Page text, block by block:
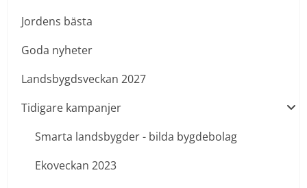
Jordens bästa
Goda nyheter
Landsbygdsveckan 2027
Tidigare kampanjer
Smarta landsbygder - bilda bygdebolag
Ekoveckan 2023